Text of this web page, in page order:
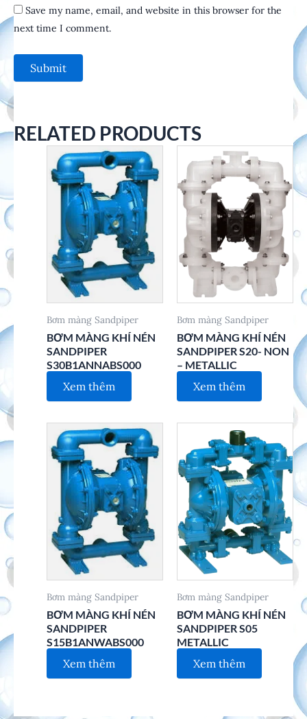
Save my name, email, and website in this browser for the
next time I comment.
RELATED PRODUCTS
Bơm màng Sandpiper
BƠM MÀNG KHÍ NÉN
SANDPIPER
S30B1ANNABS000
Xem thêm
Bơm màng Sandpiper
BƠM MÀNG KHÍ NÉN
SANDPIPER S20- NON
– METALLIC
Xem thêm
Bơm màng Sandpiper
BƠM MÀNG KHÍ NÉN
SANDPIPER
S15B1ANWABS000
Xem thêm
Bơm màng Sandpiper
BƠM MÀNG KHÍ NÉN
SANDPIPER S05
METALLIC
Xem thêm